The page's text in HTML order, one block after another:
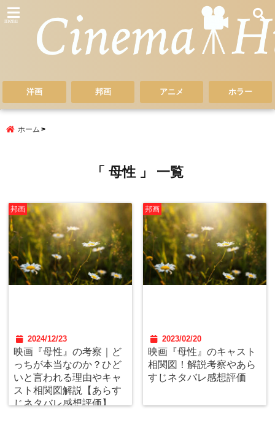
menu
洋画 邦画 アニメ ホラー
ホーム
「 母性 」 一覧
邦画
2024/12/23
映画『母性』の考察｜ど
っちが本当なのか？ひど
いと言われる理由やキャ
スト相関図解説【あらす
じネタバレ感想評価】
邦画
2023/02/20
映画『母性』のキャスト
相関図！解説考察やあら
すじネタバレ感想評価